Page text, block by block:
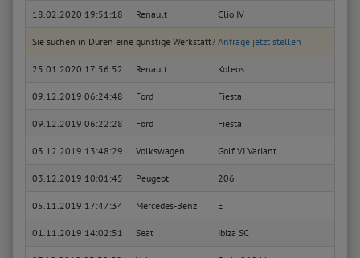
18.02.2020 19:51:18 Renault Clio IV
Sie suchen in Düren eine günstige Werkstatt? Anfrage jetzt stellen
25.01.2020 17:56:52 Renault Koleos
09.12.2019 06:24:48 Ford Fiesta
09.12.2019 06:22:28 Ford Fiesta
03.12.2019 13:48:29 Volkswagen Golf VI Variant
03.12.2019 10:01:45 Peugeot 206
05.11.2019 17:47:34 Mercedes-Benz E
01.11.2019 14:02:51 Seat Ibiza SC